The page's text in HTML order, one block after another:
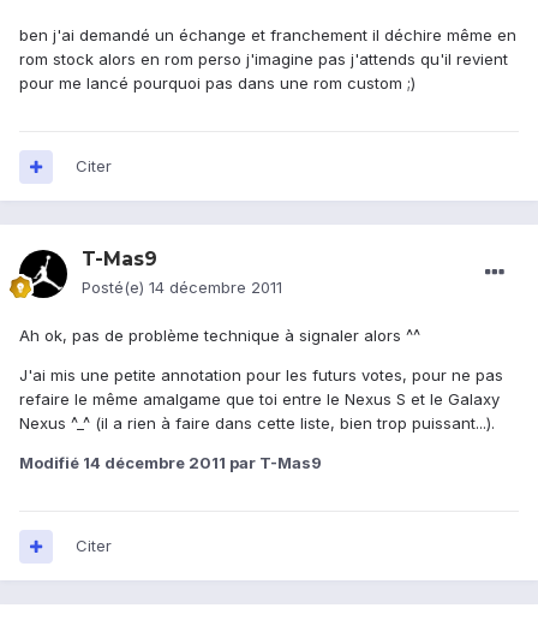
ben j'ai demandé un échange et franchement il déchire même en
rom stock alors en rom perso j'imagine pas j'attends qu'il revient
pour me lancé pourquoi pas dans une rom custom ;)
Citer
T-Mas9
Posté(e) 14 décembre 2011
Ah ok, pas de problème technique à signaler alors ^^
J'ai mis une petite annotation pour les futurs votes, pour ne pas
refaire le même amalgame que toi entre le Nexus S et le Galaxy
Nexus ^_^ (il a rien à faire dans cette liste, bien trop puissant...).
Modifié 14 décembre 2011 par T-Mas9
Citer